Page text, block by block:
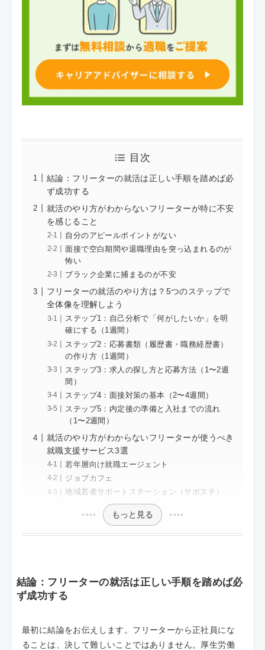
目次
結論：フリーターの就活は正しい手順を踏めば必
ず成功する
就活のやり方がわからないフリーターが特に不安
を感じること
自分のアピールポイントがない
面接で空白期間や退職理由を突っ込まれるのが
怖い
ブラック企業に捕まるのが不安
フリーターの就活のやり方は？5つのステップで
全体像を理解しよう
ステップ1：自己分析で「何がしたいか」を明
確にする（1週間）
ステップ2：応募書類（履歴書・職務経歴書）
の作り方（1週間）
ステップ3：求人の探し方と応募方法（1〜2週
間）
ステップ4：面接対策の基本（2〜4週間）
ステップ5：内定後の準備と入社までの流れ
（1〜2週間）
就活のやり方がわからないフリーターが使うべき
就職支援サービス3選
若年層向け就職エージェント
ジョブカフェ
地域若者サポートステーション（サポステ）
もっと見る
結論：フリーターの就活は正しい手順を踏めば必
ず成功する
最初に結論をお伝えします。フリーターから正社員にな
ることは、決して難しいことではありません。厚生労働